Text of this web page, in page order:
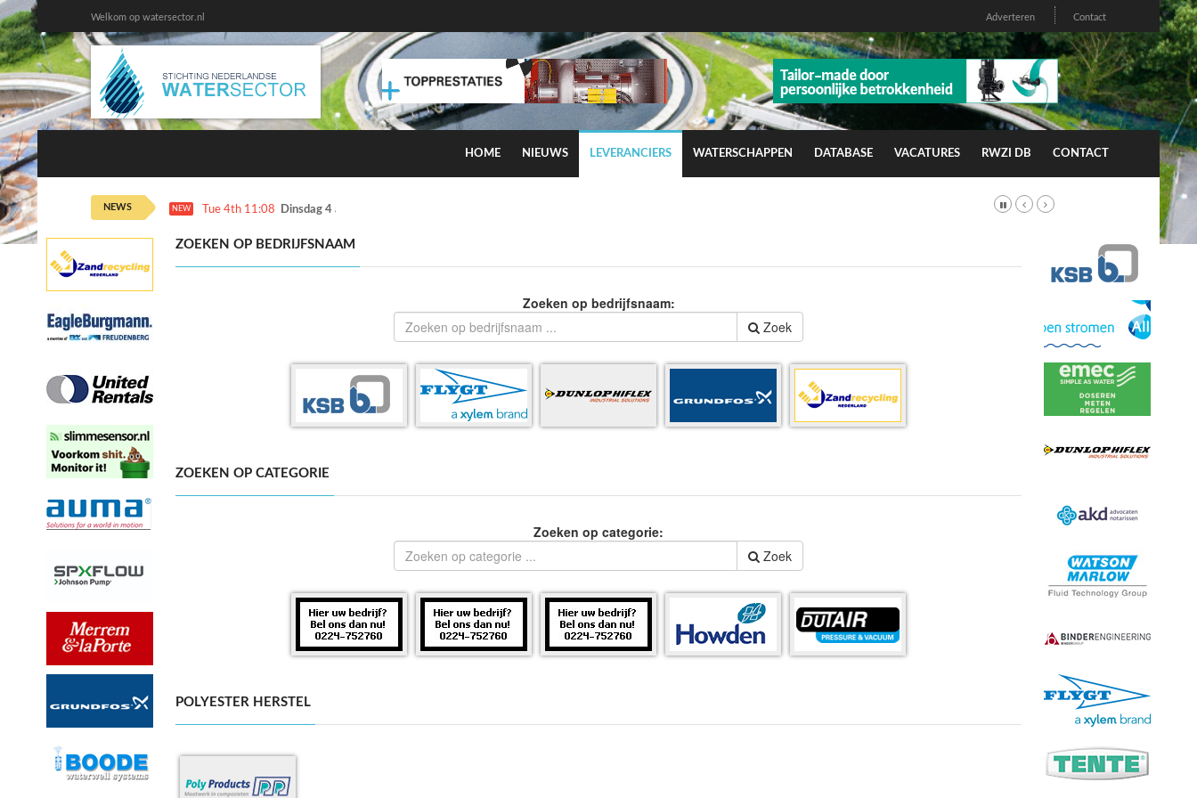
Welkom op watersector.nl Adverteren Contact
HOME NIEUWS LEVERANCIERS WATERSCHAPPEN DATABASE VACATURES RWZI DB CONTACT
NEWS NEW Tue 4th 11:08 Dinsdag 4 augustus kans op smog door ozon
ZOEKEN OP BEDRIJFSNAAM
Zoeken op bedrijfsnaam:
Zoek
ZOEKEN OP CATEGORIE
Zoeken op categorie:
Zoek
POLYESTER HERSTEL